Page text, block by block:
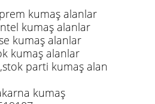
kumaş alanlar
kumaş alanlar
kumaş alanlar
kumaş alanlar
parti kumaş alan
kumaş